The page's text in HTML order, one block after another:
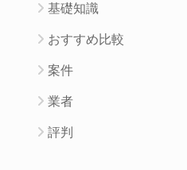
基礎知識
おすすめ比較
案件
業者
評判